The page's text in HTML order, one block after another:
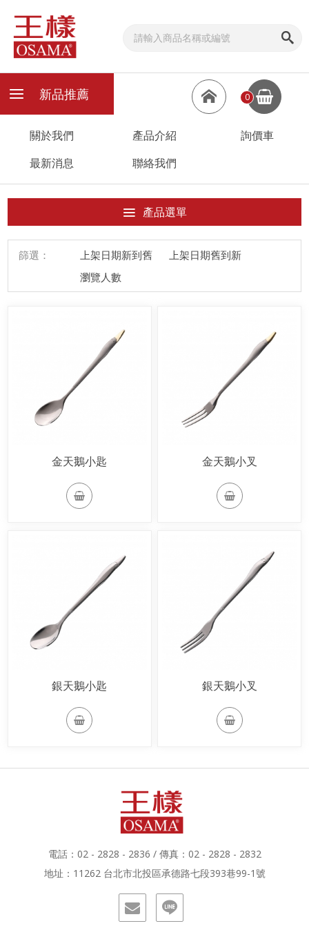
0
新品推薦
關於我們 產品介紹
詢價車
最新消息
聯絡我們
產品選單
篩選： 上架日期新到舊
上架日期舊到新
瀏覽人數
金天鵝小匙 金天鵝小叉
銀天鵝小匙 銀天鵝小叉
電話：02 - 2828 - 2836 / 傳真：02 - 2828 - 2832
地址：11262 台北市北投區承德路七段393巷99-1號